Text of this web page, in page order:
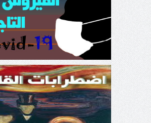
Covid-19
اضطرابات القلق Anxiety
Disorders